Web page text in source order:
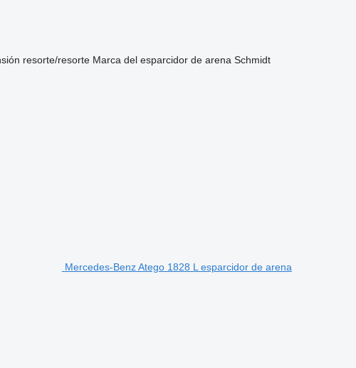
resorte/resorte Marca del esparcidor de arena Schmidt
Mercedes-Benz Atego 1828 L esparcidor de arena